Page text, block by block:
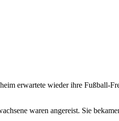
erwartete wieder ihre Fußball-
waren angereist. Sie